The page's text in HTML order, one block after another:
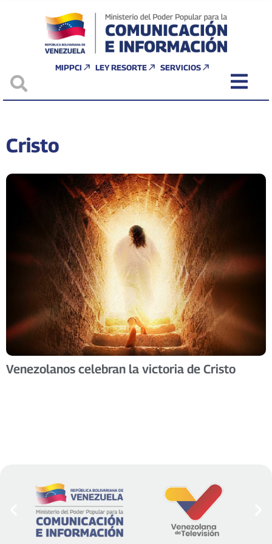
MIPPCI LEY RESORTE SERVICIOS
Cristo
Venezolanos celebran la victoria de Cristo